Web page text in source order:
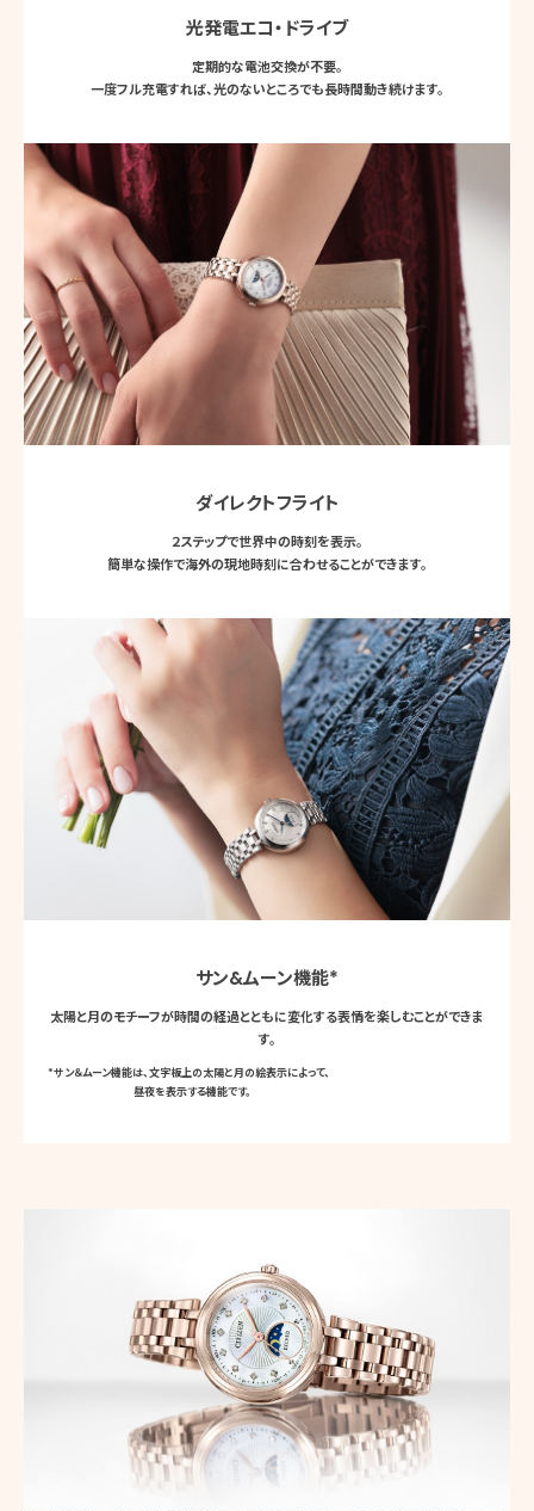
光発電エコ・ドライブ
定期的な電池交換が不要。
一度フル充電すれば、光のないところでも長時間動き続けます。
ダイレクトフライト
２ステップで世界中の時刻を表示。
簡単な操作で海外の現地時刻に合わせることができます。
サン&ムーン機能*
太陽と月のモチーフが時間の経過とともに変化する表情を楽しむことができま
す。
*サン＆ムーン機能は、文字板上の太陽と月の絵表示によって、
昼夜を表示する機能です。